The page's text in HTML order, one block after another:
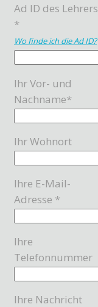
Ad ID des Lehrers
*
Wo finde ich die Ad ID?
Ihr Vor- und
Nachname*
Ihr Wohnort
Ihre E-Mail-
Adresse *
Ihre
Telefonnummer
Ihre Nachricht